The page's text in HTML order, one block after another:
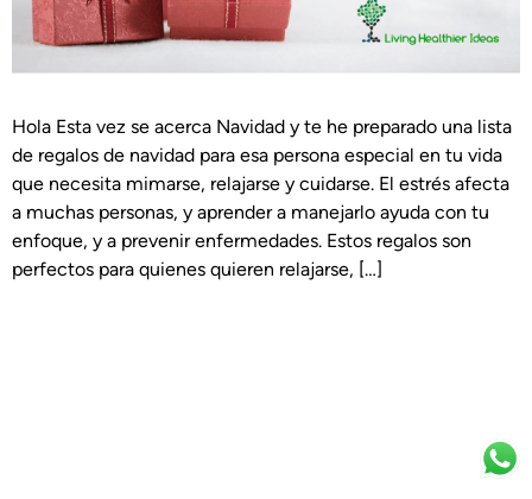
Hola Esta vez se acerca Navidad y te he preparado una lista
de regalos de navidad para esa persona especial en tu vida
que necesita mimarse, relajarse y cuidarse. El estrés afecta
a muchas personas, y aprender a manejarlo ayuda con tu
enfoque, y a prevenir enfermedades. Estos regalos son
perfectos para quienes quieren relajarse, […]